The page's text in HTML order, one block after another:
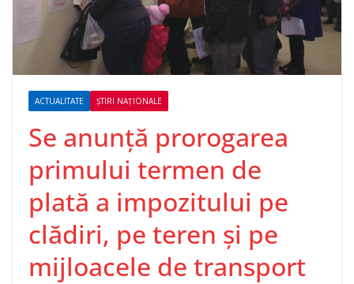
ACTUALITATE ȘTIRI NAȚIONALE
Se anunţă prorogarea
primului termen de
plată a impozitului pe
clădiri, pe teren şi pe
mijloacele de transport